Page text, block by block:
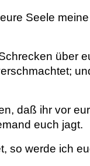
Seele
über
daß ihr vor
euch jagt.
so werde ich